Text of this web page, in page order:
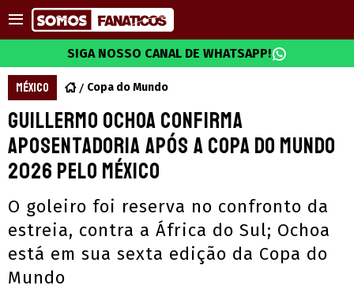
SIGA NOSSO CANAL DE WHATSAPP!
MÉXICO Copa do Mundo
Guillermo Ochoa confirma
aposentadoria após a Copa do Mundo
2026 pelo México
O goleiro foi reserva no confronto da
estreia, contra a África do Sul; Ochoa
está em sua sexta edição da Copa do
Mundo